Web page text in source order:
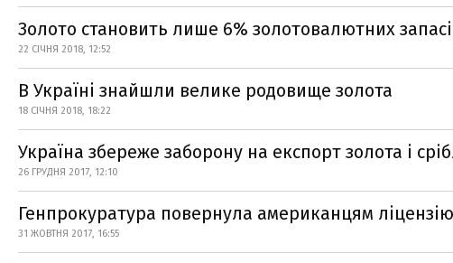
Золото становить лише 6% золотовалютних
22 СІЧНЯ 2018, 12:52
В Україні знайшли велике родовище золота
18 СІЧНЯ 2018, 18:22
Україна збереже заборону на експорт золота і
26 ГРУДНЯ 2017, 12:10
Генпрокуратура повернула американцям
31 ЖОВТНЯ 2017, 16:55